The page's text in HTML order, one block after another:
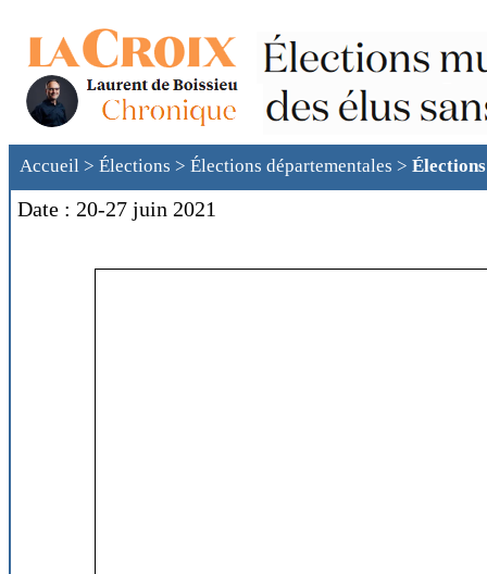
Accueil > Élections > Élections départementales >
Date : 20-27 juin 2021